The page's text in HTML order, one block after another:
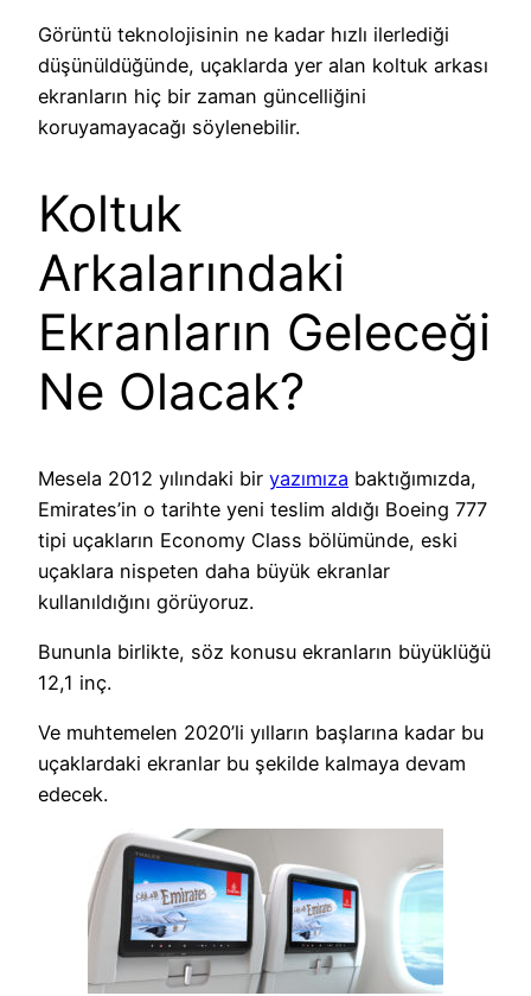
Görüntü teknolojisinin ne kadar hızlı ilerlediği
düşünüldüğünde, uçaklarda yer alan koltuk arkası
ekranların hiç bir zaman güncelliğini
koruyamayacağı söylenebilir.
Koltuk
Arkalarındaki
Ekranların Geleceği
Ne Olacak?
Mesela 2012 yılındaki bir yazımıza baktığımızda,
Emirates’in o tarihte yeni teslim aldığı Boeing 777
tipi uçakların Economy Class bölümünde, eski
uçaklara nispeten daha büyük ekranlar
kullanıldığını görüyoruz.
Bununla birlikte, söz konusu ekranların büyüklüğü
12,1 inç.
Ve muhtemelen 2020’li yılların başlarına kadar bu
uçaklardaki ekranlar bu şekilde kalmaya devam
edecek.